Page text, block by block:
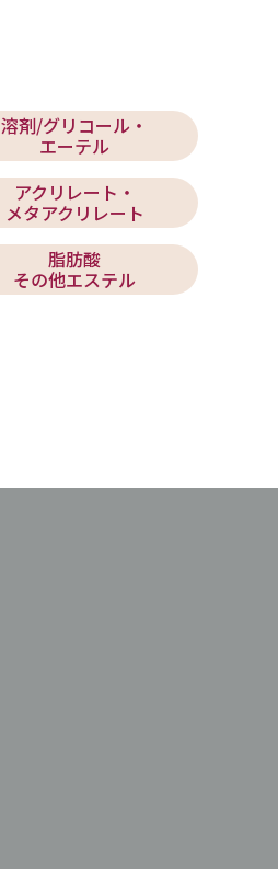
溶剤/グリコール・
エーテル
アクリレート・
メタアクリレート
脂肪酸
その他エステル